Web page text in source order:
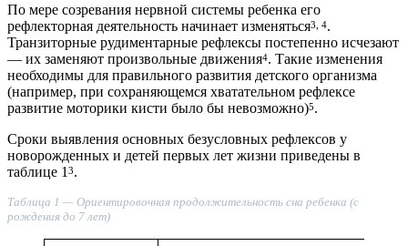
По мере созревания нервной системы ребенка его
рефлекторная деятельность начинает изменяться3, 4.
Транзиторные рудиментарные рефлексы постепенно исчезают
— их заменяют произвольные движения4. Такие изменения
необходимы для правильного развития детского организма
(например, при сохраняющемся хватательном рефлексе
развитие моторики кисти было бы невозможно)5.
Сроки выявления основных безусловных рефлексов у
новорожденных и детей первых лет жизни приведены в
таблице 1 3.
Таблица 1 — Ориентировочная продолжительность сна ребенка (с
рождения до 7 лет)